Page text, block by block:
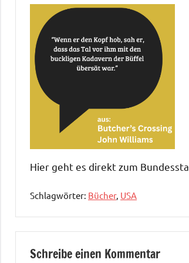
Hier geht es direkt zum
Schlagwörter: Bücher, USA
Mittlerer
Schreibe einen Kommentar